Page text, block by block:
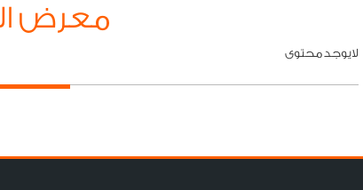
معرض
لايوجد محتوى